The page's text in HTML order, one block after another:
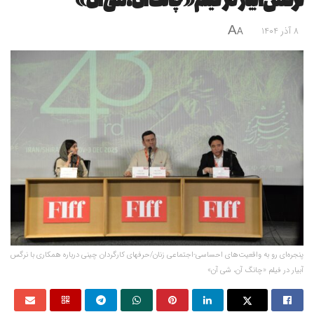
8 آذر 1404 A
A
پنجره‌ای رو به واقعیت‌های احساسی-اجتماعی زنان/حرفهای کارگردان چینی درباره همکاری با نرگس
آبیار در فیلم «چانگ آن، شی آن»